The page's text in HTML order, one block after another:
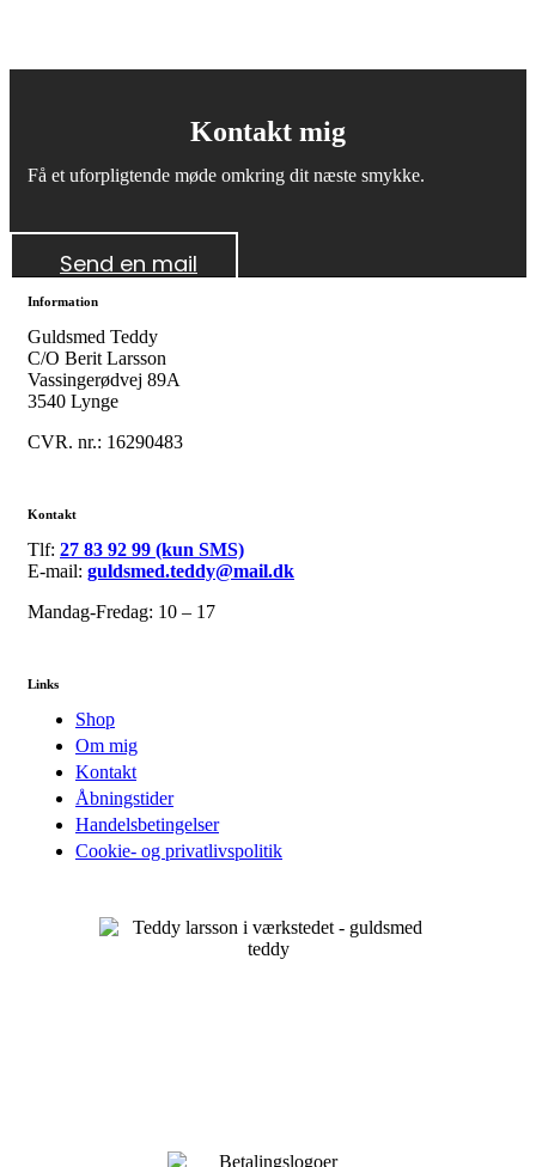
Kontakt mig
Få et uforpligtende møde omkring dit næste smykke.
Send en mail
Information
Guldsmed Teddy
C/O Berit Larsson
Vassingerødvej 89A
3540 Lynge
CVR. nr.: 16290483
Kontakt
Tlf: 27 83 92 99 (kun SMS)
E-mail: guldsmed.teddy@mail.dk
Mandag-Fredag: 10 – 17
Links
Shop
Om mig
Kontakt
Åbningstider
Handelsbetingelser
Cookie- og privatlivspolitik